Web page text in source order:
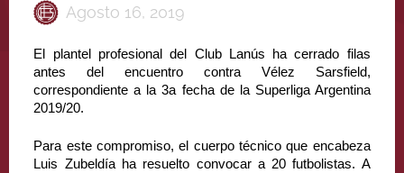
Agosto 16, 2019
El plantel profesional del Club Lanús ha cerrado filas
antes del encuentro contra Vélez Sarsfield,
correspondiente a la 3a fecha de la Superliga Argentina
2019/20.
Para este compromiso, el cuerpo técnico que encabeza
Luis Zubeldía ha resuelto convocar a 20 futbolistas. A